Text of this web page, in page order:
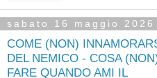
sabato 16 maggio 2026
COME (NON)
DEL NEMICO - COSA
FARE QUANDO AMI IL